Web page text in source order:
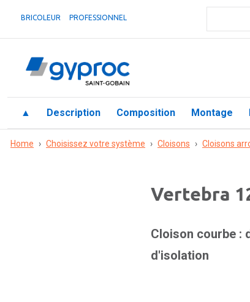
BRICOLEUR PROFESSIONNEL
▲ Description Composition Montage
Home › Choisissez votre système › Cloisons › Cloisons
Vertebra
Cloison courbe :
d'isolation